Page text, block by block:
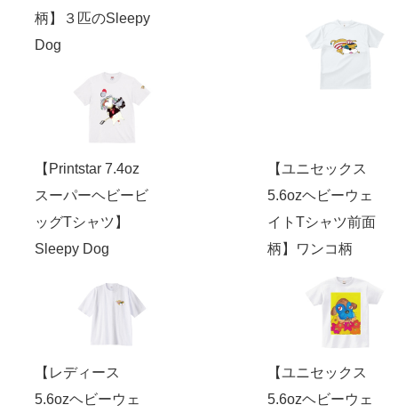
柄】３匹のSleepy
Dog
【Printstar 7.4oz
スーパーヘビービ
ッグTシャツ】
Sleepy Dog
【ユニセックス
5.6ozヘビーウェ
イトTシャツ前面
柄】ワンコ柄
【レディース
5.6ozヘビーウェ
【ユニセックス
5.6ozヘビーウェ